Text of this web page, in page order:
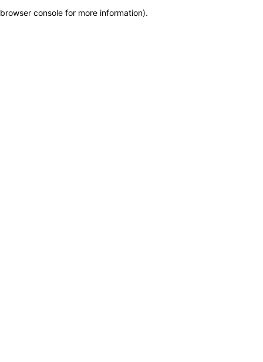
browser console for more information).